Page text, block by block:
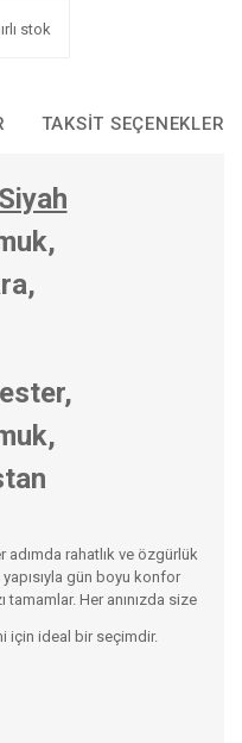
stok
TAKSIT SEÇENEKLERI
adımda rahatlık ve özgürlük
gün boyu konfor
tamamlar. Her anınızda size
için ideal bir seçimdir.